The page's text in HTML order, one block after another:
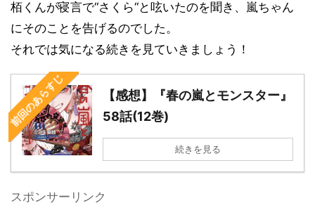
栢くんが寝言で“さくら“と呟いたのを聞き、嵐ちゃん
にそのことを告げるのでした。
それでは気になる続きを見ていきましょう！
前回のあらすじ
【感想】『春の嵐とモンスター』
58話(12巻)
続きを見る
スポンサーリンク